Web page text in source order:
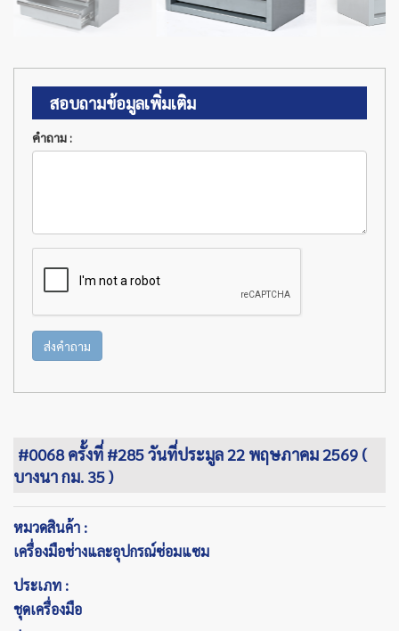
สอบถามข้อมูลเพิ่มเติม
คำถาม :
ส่งคำถาม
#0068 ครั้งที่ #285 วันที่ประมูล 22 พฤษภาคม 2569 (
บางนา กม. 35 )
หมวดสินค้า :
เครื่องมือช่างและอุปกรณ์ซ่อมแซม
ประเภท :
ชุดเครื่องมือ